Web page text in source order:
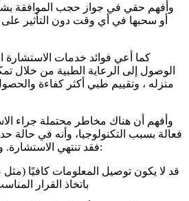
وأفهم حقي في جواز حجب الموافقة
أو سحبها في أي وقت دون التأثير على
كما أعي فوائد خدمات
الوصول إلى الرعاية الطبية من خلال
منزله ، وتقييم طبي أكثر كفاءة
وأفهم أن هناك مخاطر محتملة جراء
فعالة بسبب التكنولوجيا، وأنه في
فقد تنتهي الاستشارة. وقد تشمل المخاطر ما يلي:
قد لا يكون توصيل المعلومات كافيًا
باتخاذ القرار